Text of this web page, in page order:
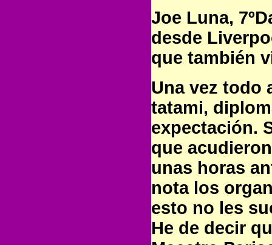
Joe Luna,
desde
que también
Una vez todo
tatami,
expectación.
que
unas horas
nota los
esto no les
He de decir